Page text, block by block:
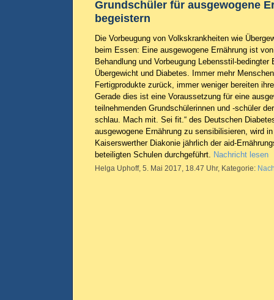
Grundschüler für ausgewogene
begeistern
Die Vorbeugung von Volkskrankheiten wie
beim Essen: Eine ausgewogene Ernährung ist
Behandlung und Vorbeugung Lebensstil-bedingter
Übergewicht und Diabetes. Immer mehr
Fertigprodukte zurück, immer weniger bereiten
Gerade dies ist eine Voraussetzung für eine
teilnehmenden Grundschülerinnen und -schüler
schlau. Mach mit. Sei fit.“ des Deutschen
ausgewogene Ernährung zu sensibilisieren, wird
Kaiserswerther Diakonie jährlich der aid-
beteiligten Schulen durchgeführt. Nachricht lesen
Helga Uphoff, 5. Mai 2017, 18.47 Uhr, Kategorie: